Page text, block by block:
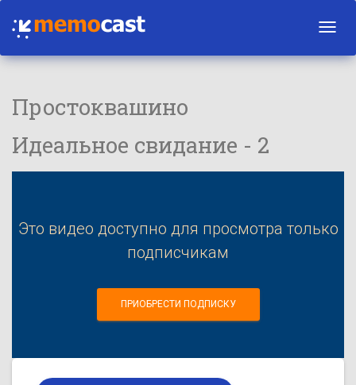
Простоквашино
Идеальное свидание - 2
Это видео доступно для просмотра только
подписчикам
ПРИОБРЕСТИ ПОДПИСКУ